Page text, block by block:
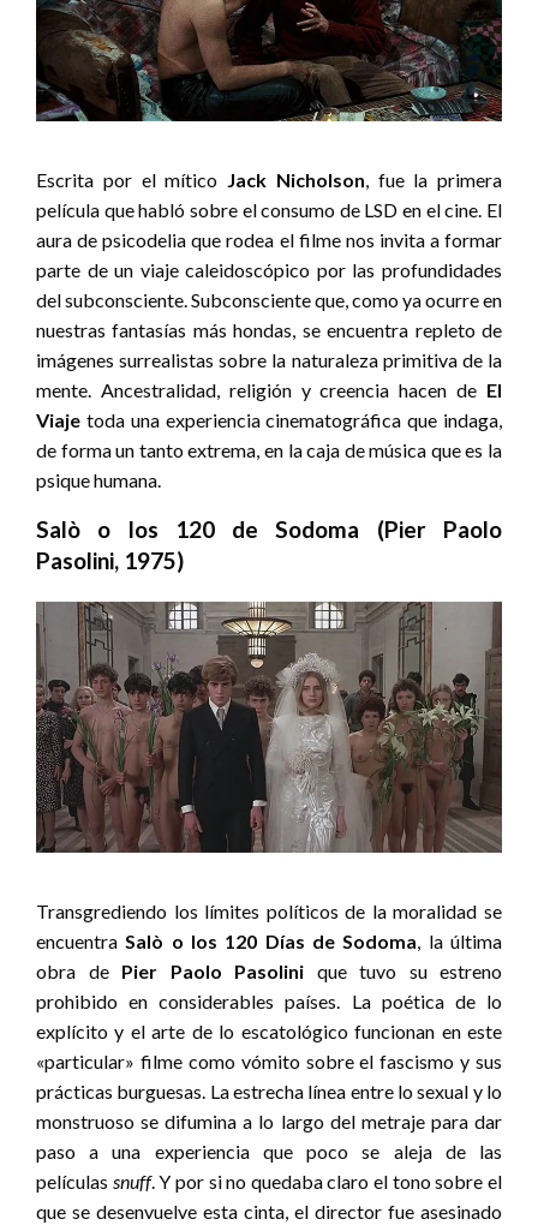
Escrita por el mítico Jack Nicholson , fue la primera
película que habló sobre el consumo de LSD en el cine. El
aura de psicodelia que rodea el filme nos invita a formar
parte de un viaje caleidoscópico por las profundidades
del subconsciente. Subconsciente que, como ya ocurre en
nuestras fantasías más hondas, se encuentra repleto de
imágenes surrealistas sobre la naturaleza primitiva de la
mente. Ancestralidad, religión y creencia hacen de El
Viaje toda una experiencia cinematográfica que indaga,
de forma un tanto extrema, en la caja de música que es la
psique humana.
Salò o los 120 de Sodoma (Pier Paolo
Pasolini, 1975)
Transgrediendo los límites políticos de la moralidad se
encuentraSalò o los 120 Días de Sodoma, la última
obra de Pier Paolo Pasolini que tuvo su estreno
prohibido en considerables países. La poética de lo
explícito y el arte de lo escatológico funcionan en este
«particular» filme como vómito sobre el fascismo y sus
prácticas burguesas. La estrecha línea entre lo sexual y lo
monstruoso se difumina a lo largo del metraje para dar
paso a una experiencia que poco se aleja de las
películas snuff. Y por si no quedaba claro el tono sobre el
que se desenvuelve esta cinta, el director fue asesinado